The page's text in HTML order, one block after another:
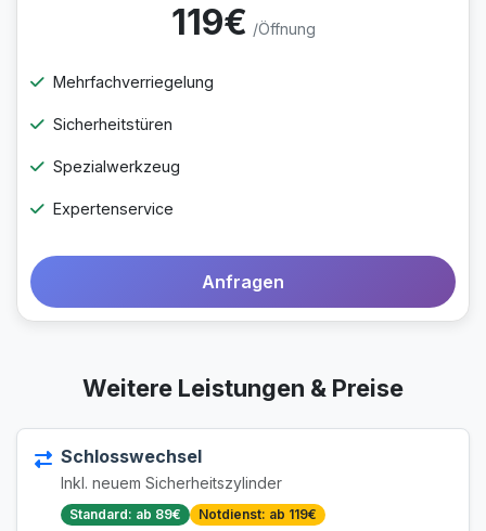
119€ /Öffnung
Mehrfachverriegelung
Sicherheitstüren
Spezialwerkzeug
Expertenservice
Anfragen
Weitere Leistungen & Preise
Schlosswechsel
Inkl. neuem Sicherheitszylinder
Standard: ab 89€ Notdienst: ab 119€